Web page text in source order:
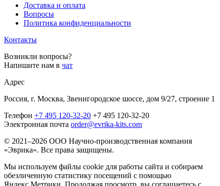
Доставка и оплата
Вопросы
Политика конфиденциальности
Контакты
Возникли вопросы?
Напишите нам в чат
Адрес
Россия, г. Москва, Звенигородское шоссе, дом 9/27, строение 1
Телефон +7 495 120-32-20 +7 495 120-32-20
Электронная почта order@evrika-kits.com
© 2021–2026 ООО Научно-производственная компания
«Эврика». Все права защищены.
Мы используем файлы cookie для работы сайта и собираем
обезличенную статистику посещений с помощью
Яндекс.Метрики. Продолжая просмотр, вы соглашаетесь с